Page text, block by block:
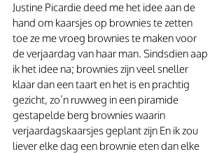
Justine Picardie deed me het idee aan de
hand om kaarsjes op brownies te zetten
toe ze me vroeg brownies te maken voor
de verjaardag van haar man. Sindsdien aap
ik het idee na; brownies zijn veel sneller
klaar dan een taart en het is en prachtig
gezicht, zo’n ruwweg in een piramide
gestapelde berg brownies waarin
verjaardagskaarsjes geplant zijn En ik zou
liever elke dag een brownie eten dan elke